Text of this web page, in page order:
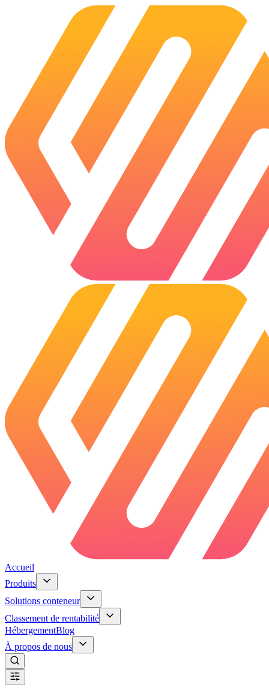
Accueil
Produits
Solutions conteneur
Classement de rentabilité
HébergementBlog
À propos de nous